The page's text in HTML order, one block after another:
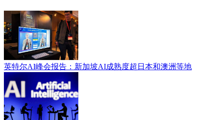
英特尔AI峰会报告：新加坡AI成熟度超日本和澳洲等地